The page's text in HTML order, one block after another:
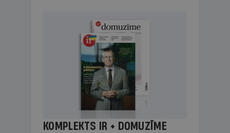
KOMPLEKTS IR + DOMUZĪME